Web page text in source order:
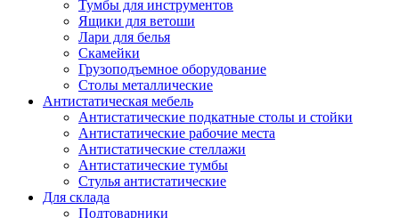
Тумбы для инструментов
Ящики для ветоши
Лари для белья
Скамейки
Грузоподъемное оборудование
Столы металлические
Антистатическая мебель
Антистатические подкатные столы и стойки
Антистатические рабочие места
Антистатические стеллажи
Антистатические тумбы
Стулья антистатические
Для склада
Подтоварники